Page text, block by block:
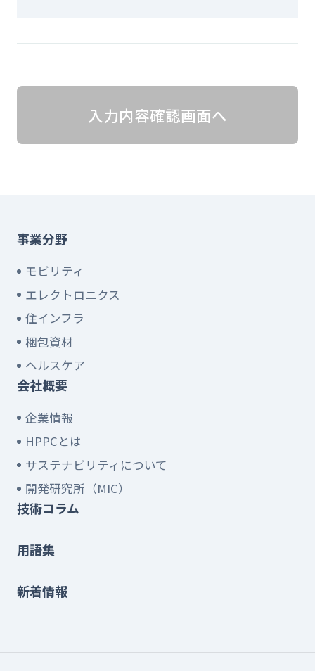
入力内容確認画面へ
事業分野
モビリティ
エレクトロニクス
住インフラ
梱包資材
ヘルスケア
会社概要
企業情報
HPPCとは
サステナビリティについて
開発研究所（MIC）
技術コラム
用語集
新着情報